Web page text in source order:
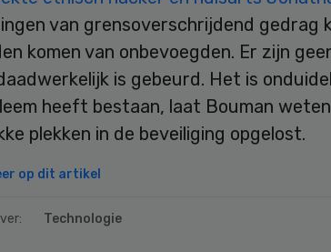
van grensoverschrijdend gedrag
komen van onbevoegden. Er zijn
is gebeurd. Het is
heeft bestaan, laat Bouman
plekken in de beveiliging opgelost.
op dit artikel
Technologie